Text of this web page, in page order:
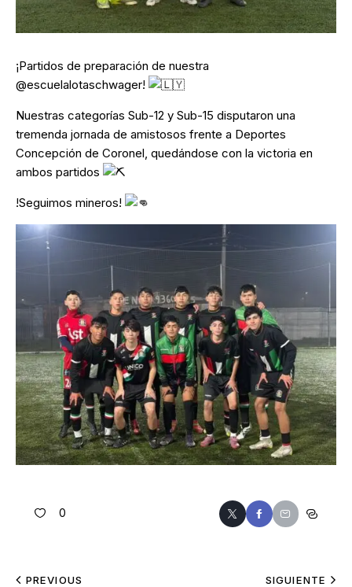
¡Partidos de preparación de nuestra
@escuelalotaschwager!
Nuestras categorías Sub-12 y Sub-15 disputaron una
tremenda jornada de amistosos frente a Deportes
Concepción de Coronel, quedándose con la victoria en
ambos partidos
!Seguimos mineros!
0
PREVIOUS SIGUIENTE